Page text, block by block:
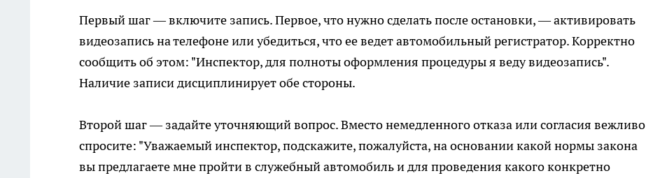
Первый шаг — включите запись. Первое, что нужно сделать после остановки, — активировать
видеозапись на телефоне или убедиться, что ее ведет автомобильный регистратор. Корректно
сообщить об этом: "Инспектор, для полноты оформления процедуры я веду видеозапись".
Наличие записи дисциплинирует обе стороны.
Второй шаг — задайте уточняющий вопрос. Вместо немедленного отказа или согласия вежливо
спросите: "Уважаемый инспектор, подскажите, пожалуйста, на основании какой нормы закона
вы предлагаете мне пройти в служебный автомобиль и для проведения какого конкретно